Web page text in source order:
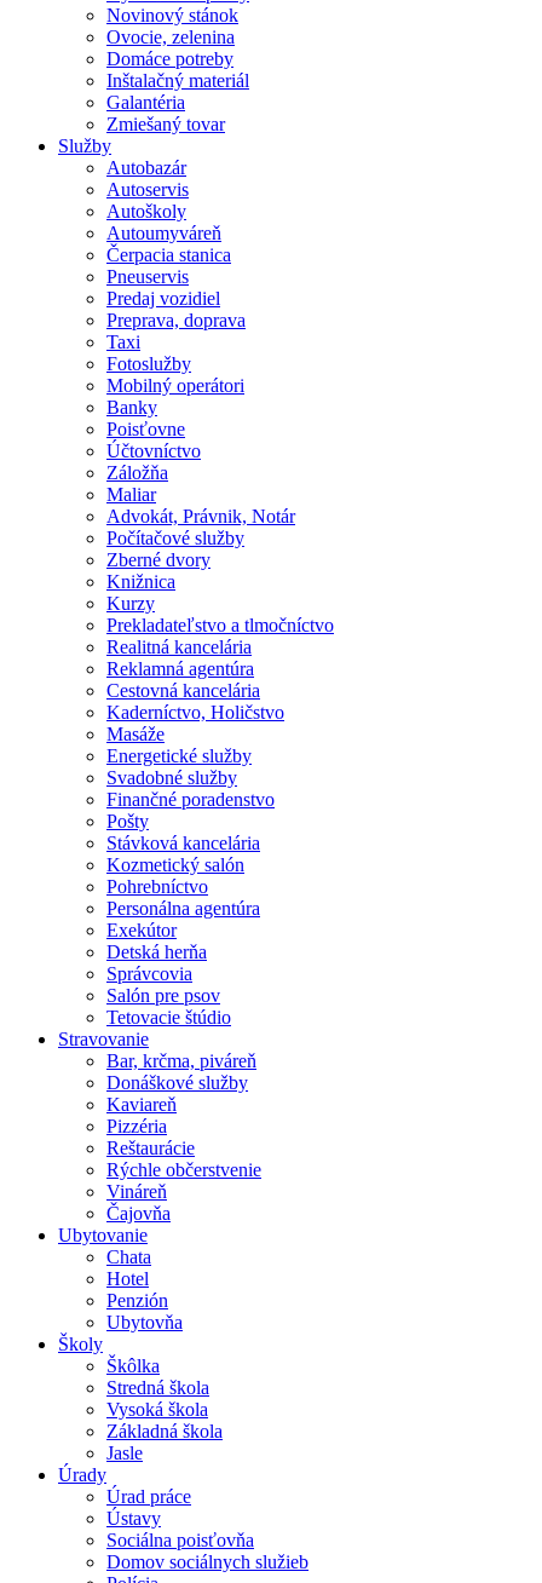
Novinový stánok
Ovocie, zelenina
Domáce potreby
Inštalačný materiál
Galantéria
Zmiešaný tovar
Služby
Autobazár
Autoservis
Autoškoly
Autoumyváreň
Čerpacia stanica
Pneuservis
Predaj vozidiel
Preprava, doprava
Taxi
Fotoslužby
Mobilný operátori
Banky
Poisťovne
Účtovníctvo
Záložňa
Maliar
Advokát, Právnik, Notár
Počítačové služby
Zberné dvory
Knižnica
Kurzy
Prekladateľstvo a tlmočníctvo
Realitná kancelária
Reklamná agentúra
Cestovná kancelária
Kaderníctvo, Holičstvo
Masáže
Energetické služby
Svadobné služby
Finančné poradenstvo
Pošty
Stávková kancelária
Kozmetický salón
Pohrebníctvo
Personálna agentúra
Exekútor
Detská herňa
Správcovia
Salón pre psov
Tetovacie štúdio
Stravovanie
Bar, krčma, piváreň
Donáškové služby
Kaviareň
Pizzéria
Reštaurácie
Rýchle občerstvenie
Vináreň
Čajovňa
Ubytovanie
Chata
Hotel
Penzión
Ubytovňa
Školy
Škôlka
Stredná škola
Vysoká škola
Základná škola
Jasle
Úrady
Úrad práce
Ústavy
Sociálna poisťovňa
Domov sociálnych služieb